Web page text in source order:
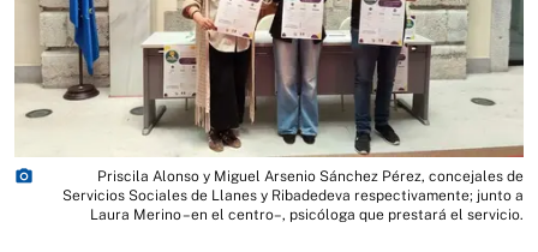
photo_camera
Priscila Alonso y Miguel Arsenio Sánchez Pérez, concejales de
Servicios Sociales de Llanes y Ribadedeva respectivamente; junto a
Laura Merino –en el centro–, psicóloga que prestará el servicio.